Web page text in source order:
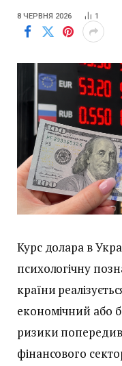
8 ЧЕРВНЯ 2026 1
Курс долара в
психологічну
країни
економічний або
ризики
фінансового